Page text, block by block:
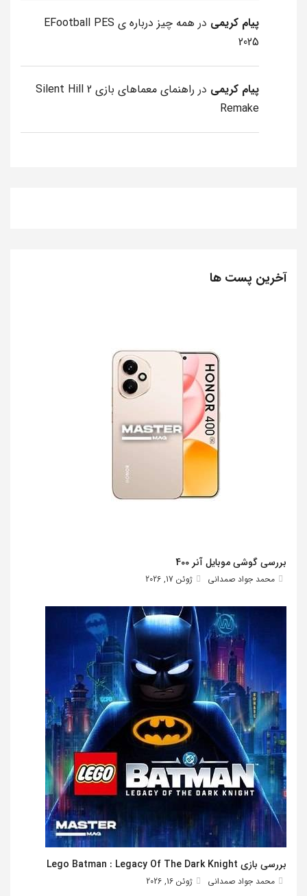
پیام کریمی در
همه چیز درباره ی EFootball PES
2025
پیام کریمی در
راهنمای معماهای بازی Silent Hill 2
Remake
آخرین پست ها
بررسی گوشی موبایل آنر 400
محمد جواد صمدانی ژوئن 17, 2026
بررسی بازی Lego Batman : Legacy Of The Dark Knight
محمد جواد صمدانی ژوئن 16, 2026